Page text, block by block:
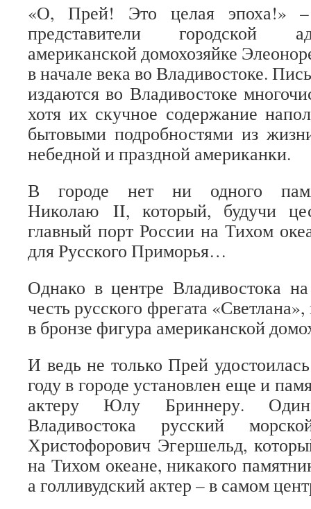
«О, Прей! Это целая эпоха!» –
представители городской
американской домохозяйке
в начале века во Владивостоке.
издаются во Владивостоке
хотя их скучное содержание
бытовыми подробностями из
небедной и праздной американки.
В городе нет ни одного
Николаю II, который, будучи
главный порт России на Тихом
для Русского Приморья…
Однако в центре Владивостока
честь русского фрегата
в бронзе фигура американской
И ведь не только Прей
году в городе установлен еще и
актеру Юлу Бриннеру.
Владивостока русский
Христофорович Эгершельд,
на Тихом океане, никакого
а голливудский актер – в самом